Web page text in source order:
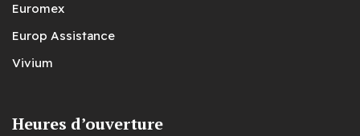
Euromex
Europ Assistance
Vivium
Heures d’ouverture